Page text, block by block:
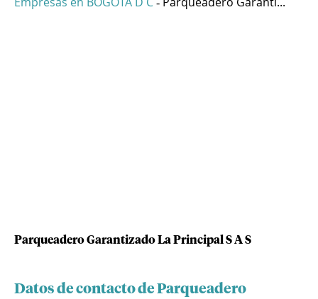
-
Parqueadero Garantizado La Principal S A S
Datos de contacto de Parqueadero